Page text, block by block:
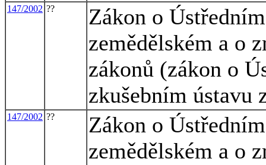
147/2002 ??
Zákon o
zemědělském a o
zákonů (zákon o
zkušebním ústavu
147/2002 ??
Zákon o
zemědělském a o